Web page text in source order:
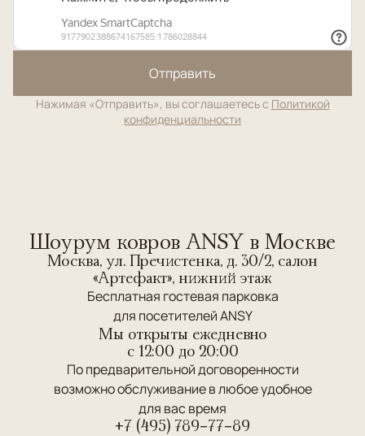
Отправить
Нажимая «Отправить», вы соглашаетесь с Политикой
конфиденциальности
Шоурум ковров ANSY в Москве
Москва, ул. Пречистенка, д. 30/2, салон
«Артефакт», нижний этаж
Бесплатная гостевая парковка
для посетителей ANSY
Мы открыты ежедневно
c 12:00 до 20:00
По предварительной договоренности
возможно обслуживание в любое удобное
для вас время
+7 (495) 789-77-89